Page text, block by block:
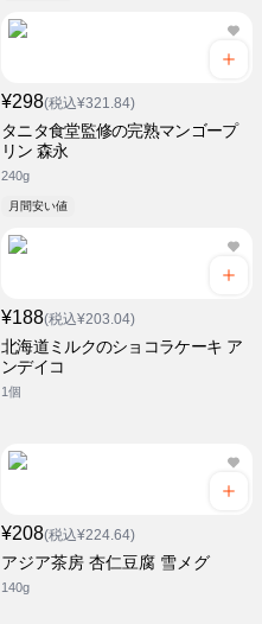
¥298(税込¥321.84)
タニタ食堂監修の完熟マンゴープ
リン 森永
240g
月間安い値
¥188(税込¥203.04)
北海道ミルクのショコラケーキ ア
ンデイコ
1個
¥208(税込¥224.64)
アジア茶房 杏仁豆腐 雪メグ
140g